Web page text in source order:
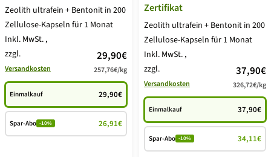
Zeolith ultrafein + Bentonit in 200
Zellulose-Kapseln für 1 Monat
Inkl. MwSt. ,
zzgl.
Versandkosten
Angebotspreis
29,90€
257,76€/kg
Einmalkauf 29,90€
Spar-Abo -10% 26,91€
Zertifikat
Zeolith ultrafein + Bentonit in 200
Zellulose-Kapseln für 1 Monat
Inkl. MwSt. ,
zzgl.
Versandkosten
37,90€
326,72€/kg
Einmalkauf 37,90€
Spar-Abo -10% 34,11€